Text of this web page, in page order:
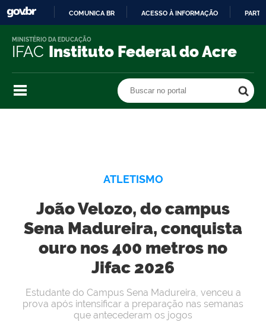
O
COMUNICA BR ACESSO À INFORMAÇÃO
IFAC Instituto Federal do Acre
MINISTÉRIO DA EDUCAÇÃO
Buscar no portal
ATLETISMO
João Velozo, do campus
Sena Madureira, conquista
ouro nos 400 metros no
Jifac 2026
Estudante do Campus Sena Madureira, venceu a
prova após intensificar a preparação nas semanas
que antecederam os jogos